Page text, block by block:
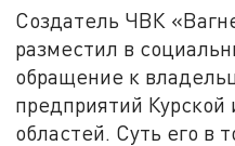
Создатель ЧВК
разместил в
обращение к
предприятий Курской
областей. Суть его в